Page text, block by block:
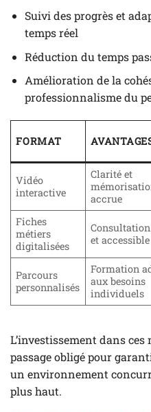
Suivi des progrès et
temps réel
Réduction du temps
Amélioration de la
professionnalisme du
FORMAT
Vidéo
interactive
Clarité et
accrue
Fiches
métiers
digitalisées
et accessible
Parcours
personnalisés
Formation
aux besoins
individuels
L’investissement dans
passage obligé pour
un environnement
plus haut.